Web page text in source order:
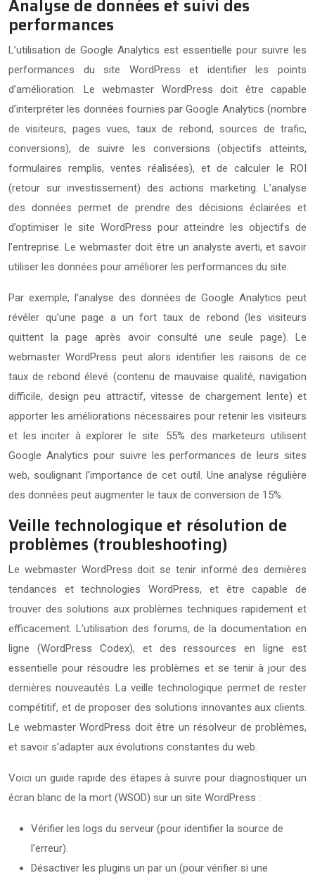
Analyse de données et suivi des
performances
L’utilisation de Google Analytics est essentielle pour suivre les
performances du site WordPress et identifier les points
d’amélioration. Le webmaster WordPress doit être capable
d’interpréter les données fournies par Google Analytics (nombre
de visiteurs, pages vues, taux de rebond, sources de trafic,
conversions), de suivre les conversions (objectifs atteints,
formulaires remplis, ventes réalisées), et de calculer le ROI
(retour sur investissement) des actions marketing. L’analyse
des données permet de prendre des décisions éclairées et
d’optimiser le site WordPress pour atteindre les objectifs de
l’entreprise. Le webmaster doit être un analyste averti, et savoir
utiliser les données pour améliorer les performances du site.
Par exemple, l’analyse des données de Google Analytics peut
révéler qu’une page a un fort taux de rebond (les visiteurs
quittent la page après avoir consulté une seule page). Le
webmaster WordPress peut alors identifier les raisons de ce
taux de rebond élevé (contenu de mauvaise qualité, navigation
difficile, design peu attractif, vitesse de chargement lente) et
apporter les améliorations nécessaires pour retenir les visiteurs
et les inciter à explorer le site. 55% des marketeurs utilisent
Google Analytics pour suivre les performances de leurs sites
web, soulignant l’importance de cet outil. Une analyse régulière
des données peut augmenter le taux de conversion de 15%.
Veille technologique et résolution de
problèmes (troubleshooting)
Le webmaster WordPress doit se tenir informé des dernières
tendances et technologies WordPress, et être capable de
trouver des solutions aux problèmes techniques rapidement et
efficacement. L’utilisation des forums, de la documentation en
ligne (WordPress Codex), et des ressources en ligne est
essentielle pour résoudre les problèmes et se tenir à jour des
dernières nouveautés. La veille technologique permet de rester
compétitif, et de proposer des solutions innovantes aux clients.
Le webmaster WordPress doit être un résolveur de problèmes,
et savoir s’adapter aux évolutions constantes du web.
Voici un guide rapide des étapes à suivre pour diagnostiquer un
écran blanc de la mort (WSOD) sur un site WordPress :
Vérifier les logs du serveur (pour identifier la source de
l’erreur).
Désactiver les plugins un par un (pour vérifier si une